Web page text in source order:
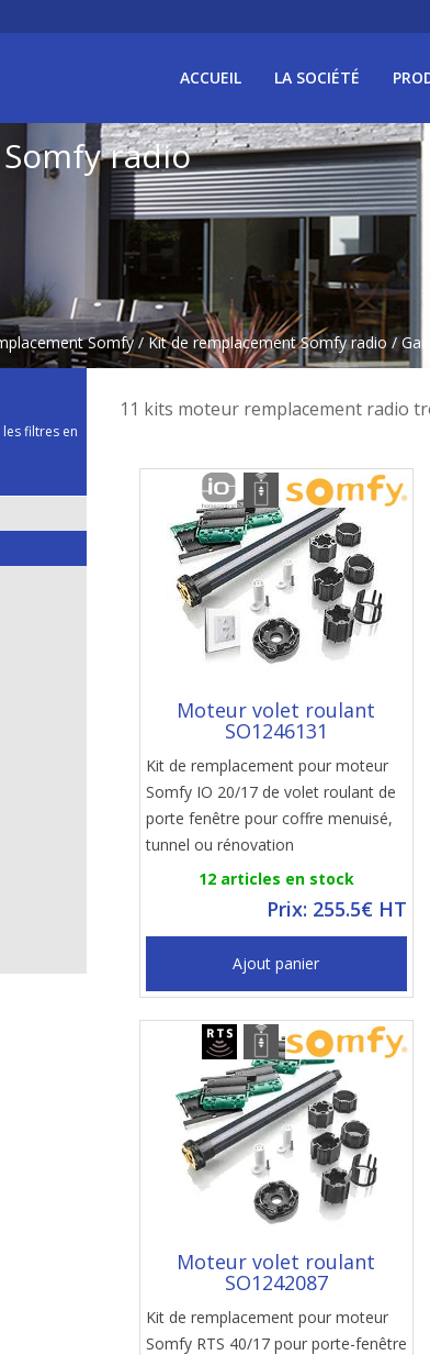
ACCUEIL LA SOCIÉTÉ
radio
Somfy / Kit de remplacement Somfy radio /
filtres en
11 kits moteur remplacement radio
Moteur volet roulant
SO1246131
Kit de remplacement pour moteur
Somfy IO 20/17 de volet roulant de
porte fenêtre pour coffre menuisé,
tunnel ou rénovation
12 articles en stock
Prix: 255.5€ HT
Ajout panier
Moteur volet roulant
SO1242087
Kit de remplacement pour moteur
Somfy RTS 40/17 pour porte-fenêtre